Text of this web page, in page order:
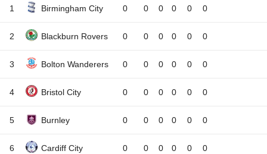
1 Birmingham City 0 0 0 0 0 0
2 Blackburn Rovers 0 0 0 0 0 0
3 Bolton Wanderers 0 0 0 0 0 0
4 Bristol City 0 0 0 0 0 0
5 Burnley 0 0 0 0 0 0
6 Cardiff City 0 0 0 0 0 0